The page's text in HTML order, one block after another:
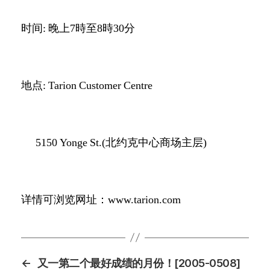
时间: 晚上7時至8時30分
地点: Tarion Customer Centre
5150 Yonge St.(北约克中心商场主层)
详情可浏览网址： www.tarion.com
←
又一第二个最好成绩的月份！[2005-0508]